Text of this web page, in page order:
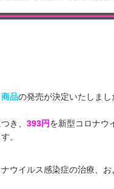
品の発売が決定いたしまし
き、 393円を新型コロナウ
。
ウイルス感染症の治療、